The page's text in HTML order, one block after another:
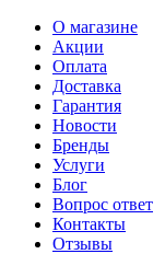
О магазине
Акции
Оплата
Доставка
Гарантия
Новости
Бренды
Услуги
Блог
Вопрос ответ
Контакты
Отзывы